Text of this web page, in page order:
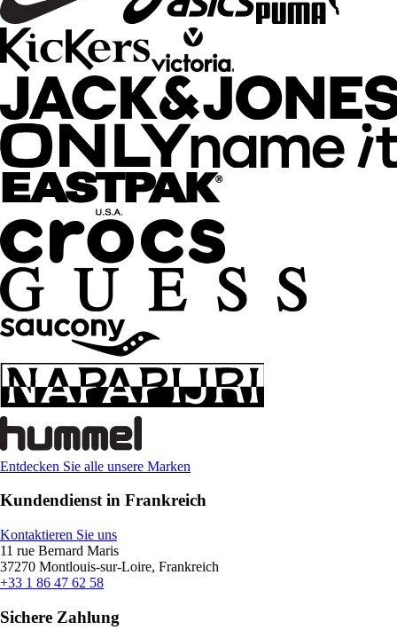
Entdecken Sie alle unsere Marken
Kundendienst in Frankreich
Kontaktieren Sie uns
11 rue Bernard Maris
37270 Montlouis-sur-Loire, Frankreich
+33 1 86 47 62 58
Sichere Zahlung